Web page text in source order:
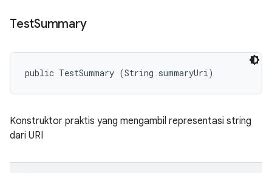
TestSummary
public TestSummary (String summaryUri)
Konstruktor praktis yang mengambil representasi string
dari URI